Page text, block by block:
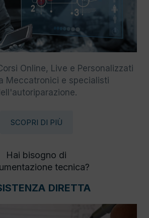
Online, Live e Personalizzati
Meccatronici e specialisti
SCOPRI DI PIÙ
Hai bisogno di
tecnica?
DIRETTA